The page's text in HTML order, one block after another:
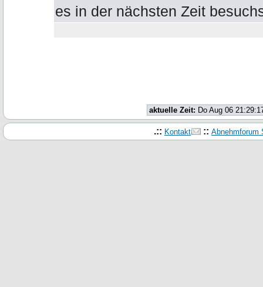
es in der nächsten Zeit
aktuelle Zeit: Do Aug 06
.:: Kontakt :: Abnehmforum